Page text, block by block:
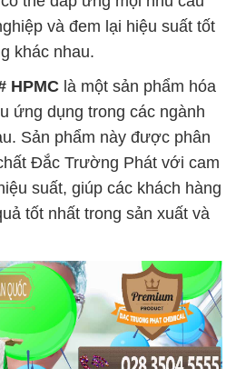
và đem lại hiệu suất tốt
khác nhau.
HPMC là một sản phẩm hóa
ứng dụng trong các ngành
Sản phẩm này được phân
Đắc Trường Phát với cam
suất, giúp các khách hàng
tốt nhất trong sản xuất và